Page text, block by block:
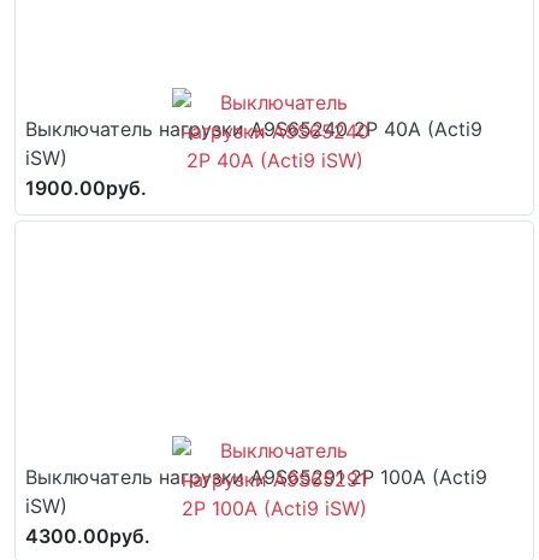
Выключатель нагрузки A9S65240 2P 40A (Acti9
iSW)
1900.00руб.
Выключатель нагрузки A9S65291 2P 100A (Acti9
iSW)
4300.00руб.